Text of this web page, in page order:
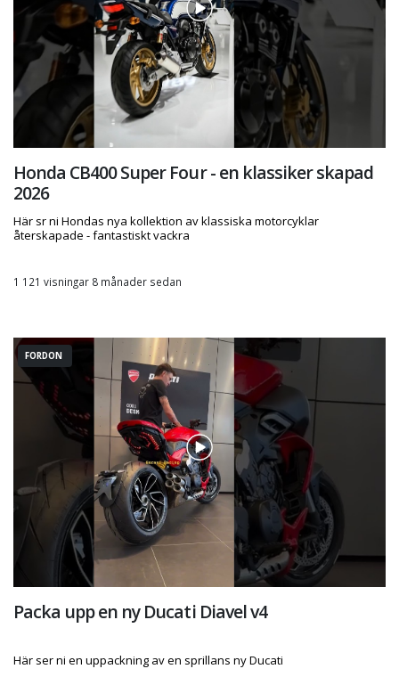
Honda CB400 Super Four - en klassiker skapad
2026
Här sr ni Hondas nya kollektion av klassiska motorcyklar
återskapade - fantastiskt vackra
1 121 visningar 8 månader sedan
FORDON
Packa upp en ny Ducati Diavel v4
Här ser ni en uppackning av en sprillans ny Ducati